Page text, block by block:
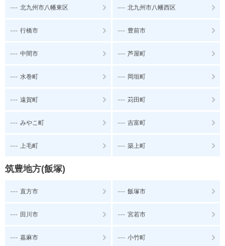
--- 北九州市八幡東区 --- 北九州市八幡西区
--- 行橋市 --- 豊前市
--- 中間市 --- 芦屋町
--- 水巻町 --- 岡垣町
--- 遠賀町 --- 苅田町
--- みやこ町 --- 吉富町
--- 上毛町 --- 築上町
筑豊地方(飯塚)
--- 直方市 --- 飯塚市
--- 田川市 --- 宮若市
--- 嘉麻市 --- 小竹町